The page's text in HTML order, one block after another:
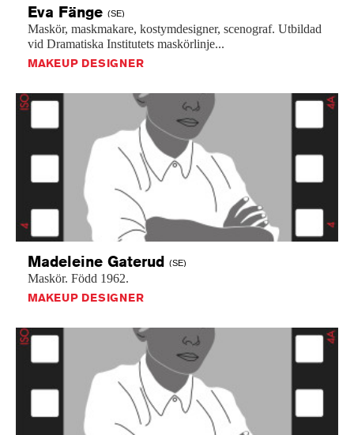
Eva Fänge (SE)
Maskör, maskmakare, kostymdesigner, scenograf. Utbildad
vid Dramatiska Institutets maskörlinje...
MAKEUP DESIGNER
Madeleine Gaterud (SE)
Maskör. Född 1962.
MAKEUP DESIGNER